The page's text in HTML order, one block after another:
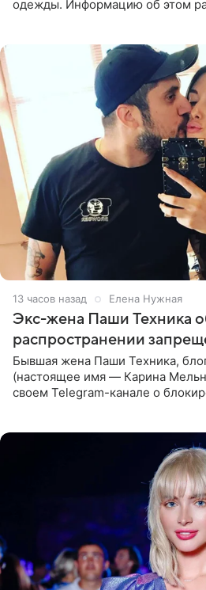
одежды. Информацию об этом
13 часов назад Елена Нужная
Экс-жена Паши Техника
распространении
Бывшая жена Паши Техника,
(настоящее имя — Карина
своем Telegram-канале о